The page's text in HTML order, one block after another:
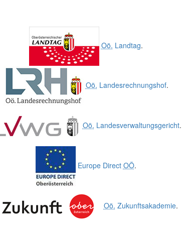
Oö. Landtag.
Oö. Landesrechnungshof.
Oö. Landesverwaltungsgericht.
Europe Direct OÖ.
Oö. Zukunftsakademie.